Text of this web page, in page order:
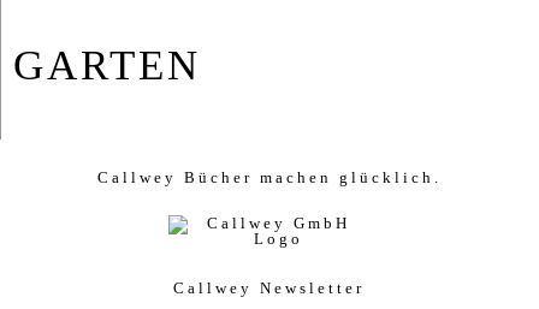
GAR­TEN
Callwey Bücher machen glücklich.
Callwey Newsletter